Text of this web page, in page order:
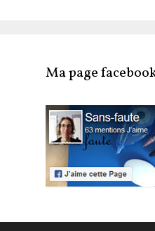
Ma page